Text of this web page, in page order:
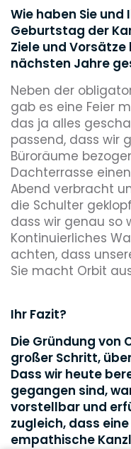
Wie haben Sie
Geburtstag der
Ziele und Vorsätze
nächsten Jahre
Neben der
gab es eine Feier
das ja alles
passend, dass wir
Büroräume
Dachterrasse
Abend verbracht
die Schulter
dass wir genau so
Kontinuierliches
achten, dass
Sie macht Orbit
Ihr Fazit?
Die Gründung von
großer Schritt,
Dass wir heute
gegangen sind,
vorstellbar und
zugleich, dass
empathische